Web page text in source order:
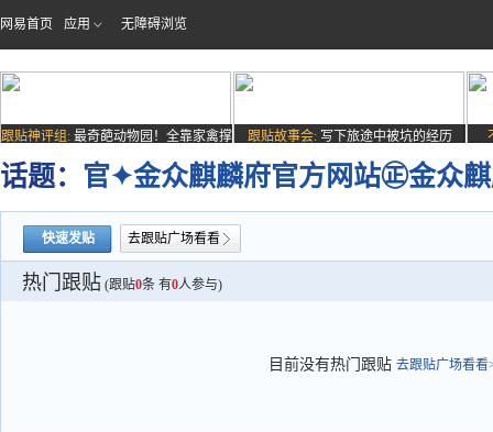
网易首页 应用 无障碍浏览
跟贴神评组: 最奇葩动物园！全靠家禽撑
场子
跟贴故事会: 写下旅途中被坑的经历
话题： 官✦金众麒麟府官方网站㊣金众
快速发贴 去跟贴广场看看
热门跟贴 (跟贴0条 有0人参与)
目前没有热门跟贴 去跟贴广场看看